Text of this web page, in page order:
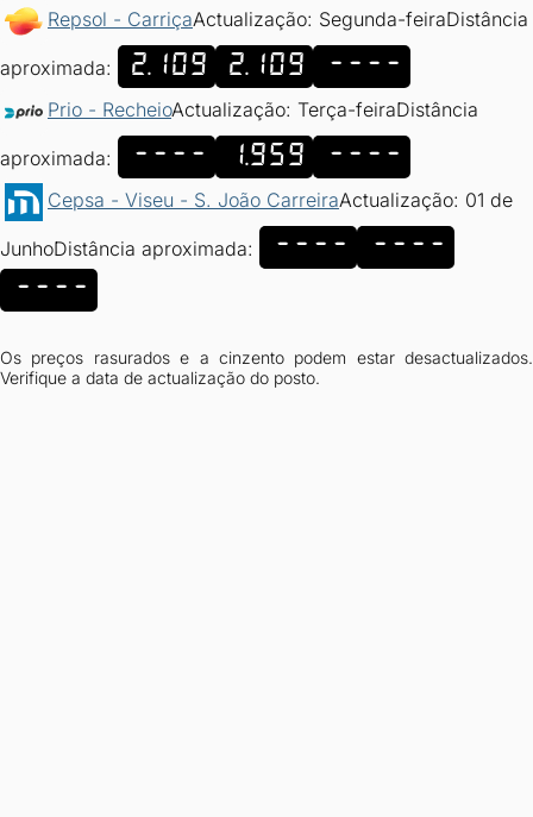
Repsol - CarriçaActualização: Segunda-feiraDistância
aproximada: 2.109 2.109 ----
Prio - RecheioActualização: Terça-feiraDistância
aproximada: ---- 1.959 ----
Cepsa - Viseu - S. João CarreiraActualização: 01 de
JunhoDistância aproximada: ----
----
----
Os preços rasurados e a cinzento podem estar desactualizados.
Verifique a data de actualização do posto.